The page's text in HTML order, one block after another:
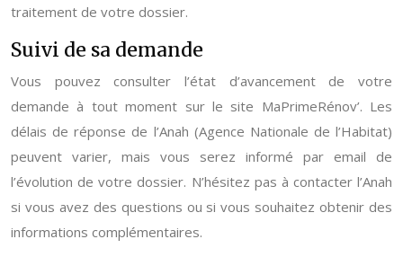
traitement de votre dossier.
Suivi de sa demande
Vous pouvez consulter l’état d’avancement de votre
demande à tout moment sur le site MaPrimeRénov’. Les
délais de réponse de l’Anah (Agence Nationale de l’Habitat)
peuvent varier, mais vous serez informé par email de
l’évolution de votre dossier. N’hésitez pas à contacter l’Anah
si vous avez des questions ou si vous souhaitez obtenir des
informations complémentaires.